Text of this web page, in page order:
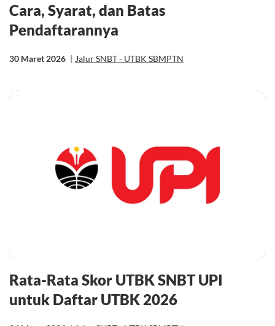
Cara, Syarat, dan Batas
Pendaftarannya
30 Maret 2026 | Jalur SNBT - UTBK SBMPTN
Rata-Rata Skor UTBK SNBT UPI
untuk Daftar UTBK 2026